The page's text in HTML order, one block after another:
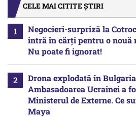
CELE MAI CITITE ȘTIRI
Negocieri-surpriză la
intră în cărți pentru o nouă
Nu poate fi ignorat!
Drona explodată în
Ambasadoarea Ucrainei a
Ministerul de Externe. Ce
Maya